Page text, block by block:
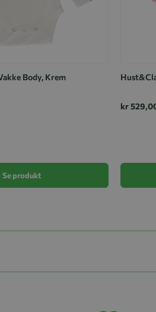
Body, Krem
Se produkt
kr